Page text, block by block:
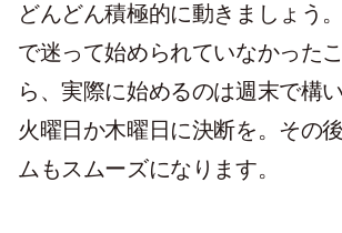
どんどん積極的に動きましょう
で迷って始められていなかった
ら、実際に始めるのは週末で構
火曜日か木曜日に決断を。その
ムもスムーズになります。